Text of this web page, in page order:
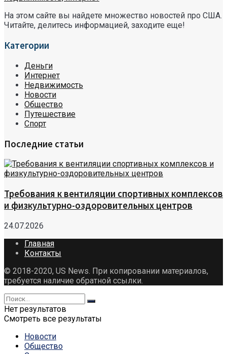
На этом сайте вы найдете множество новостей про США.
Читайте, делитесь информацией, заходите еще!
Категории
Деньги
Интернет
Недвижимость
Новости
Общество
Путешествие
Спорт
Последние статьи
Требования к вентиляции спортивных комплексов
и физкультурно-оздоровительных центров
24.07.2026
Главная
Контакты
© 2018-2020, US News. При копировании материалов,
требуется наличие обратной ссылки.
Нет результатов
Смотреть все результаты
Новости
Общество